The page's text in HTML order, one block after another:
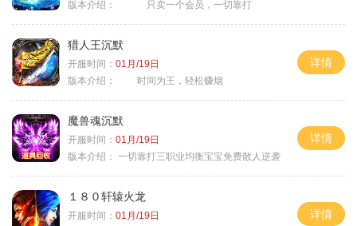
版本介绍：
只卖一个会员，一切靠打
猎人王沉默
开服时间： 01月/19日
版本介绍：
时间为王，轻松赚烟
详情
魔兽魂沉默
开服时间： 01月/19日
版本介绍： 一切靠打三职业均衡宝宝免费散人逆袭
详情
１８０轩辕火龙
开服时间： 01月/19日
详情